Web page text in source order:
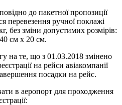
до пакетної пропозиції
перевезення ручної поклажі
без зміни допустимих розмірів:
см х 20 см.
на те, що з 01.03.2018 змінено
на рейси авіакомпанії
посадки на рейс.
в аеропорт для проходження